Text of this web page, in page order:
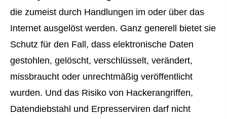
die zumeist durch Handlungen im oder über das
Internet ausgelöst werden. Ganz generell bietet sie
Schutz für den Fall, dass elektronische Daten
gestohlen, gelöscht, verschlüsselt, verändert,
missbraucht oder unrechtmäßig veröffentlicht
wurden. Und das Risiko von Hackerangriffen,
Datendiebstahl und Erpresserviren darf nicht